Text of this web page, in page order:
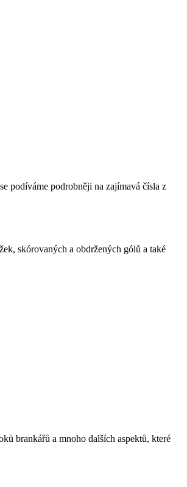
podíváme podrobněji na zajímavá čísla z
skórovaných a obdržených gólů a také
brankářů a mnoho dalších aspektů, které